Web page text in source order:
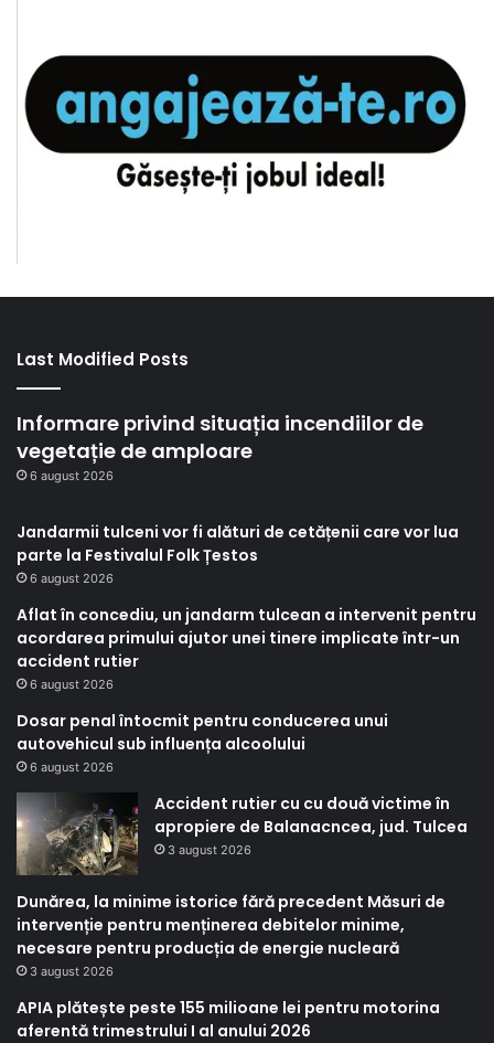
Last Modified Posts
Informare privind situația incendiilor de
vegetație de amploare
6 august 2026
Jandarmii tulceni vor fi alături de cetățenii care vor lua
parte la Festivalul Folk Țestos
6 august 2026
Aflat în concediu, un jandarm tulcean a intervenit pentru
acordarea primului ajutor unei tinere implicate într-un
accident rutier
6 august 2026
Dosar penal întocmit pentru conducerea unui
autovehicul sub influența alcoolului
6 august 2026
Accident rutier cu cu două victime în
apropiere de Balanacncea, jud. Tulcea
3 august 2026
Dunărea, la minime istorice fără precedent Măsuri de
intervenție pentru menținerea debitelor minime,
necesare pentru producția de energie nucleară
3 august 2026
APIA plătește peste 155 milioane lei pentru motorina
aferentă trimestrului I al anului 2026